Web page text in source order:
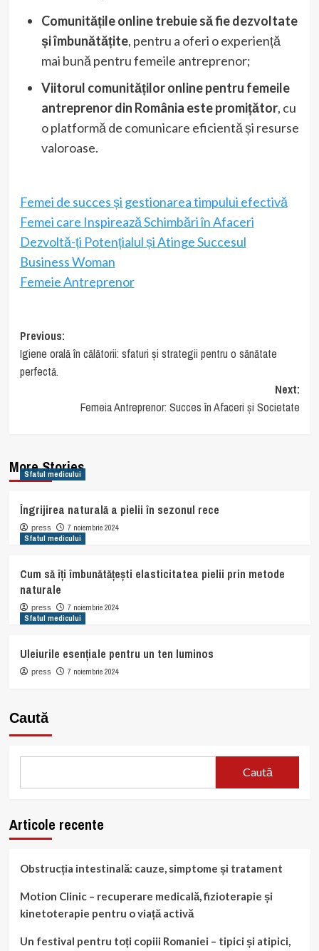
Comunitățile online trebuie să fie dezvoltate
și îmbunătățite, pentru a oferi o experiență
mai bună pentru femeile antreprenor;
Viitorul comunităților online pentru femeile
antreprenor din România este promițător, cu
o platformă de comunicare eficientă și resurse
valoroase.
Femei de succes și gestionarea timpului efectivă
Femei care Inspirează Schimbări în Afaceri
Dezvoltă-ți Potențialul și Atinge Succesul
Business Woman
Femeie Antreprenor
Post
navigation
Previous:
Igiene orală în călătorii: sfaturi și strategii pentru o sănătate
perfectă.
Next:
Femeia Antreprenor: Succes în Afaceri și Societate
More Stories
Sfatul medicului
Îngrijirea naturală a pielii în sezonul rece
press
7 noiembrie 2024
Sfatul medicului
Cum să îți îmbunătățești elasticitatea pielii prin metode
naturale
press
7 noiembrie 2024
Sfatul medicului
Uleiurile esențiale pentru un ten luminos
press 7 noiembrie 2024
Caută
Caută
Articole recente
Obstrucția intestinală: cauze, simptome și tratament
Motion Clinic – recuperare medicală, fizioterapie și
kinetoterapie pentru o viață activă
Un festival pentru toți copiii Romaniei – tipici și atipici,